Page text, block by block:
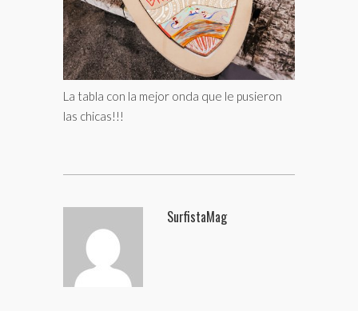
La tabla con la mejor onda que le pusieron
las chicas!!!
SurfistaMag